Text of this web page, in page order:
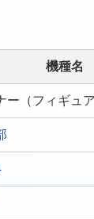
機種名
ー（フィギュア